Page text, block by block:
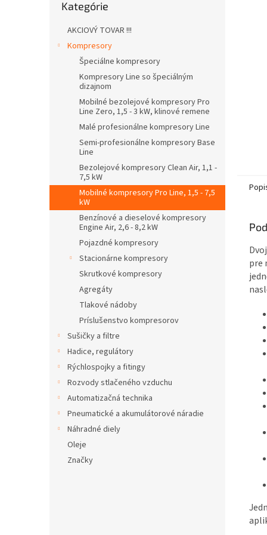
kategórie
Kategórie
AKCIOVÝ TOVAR !!!
Kompresory
Špeciálne kompresory
Kompresory Line so špeciálným
dizajnom
Mobilné bezolejové kompresory Pro
Line Zero, 1,5 - 3 kW, klinové remene
Malé profesionálne kompresory Line
Semi-profesionálne kompresory Base
Line
Bezolejové kompresory Clean Air, 1,1 -
7,5 kW
Mobilné kompresory Pro Line, 1,5 - 7,5
kW
Benzínové a dieselové kompresory
Engine Air, 2,6 - 8,2 kW
Pojazdné kompresory
Stacionárne kompresory
Skrutkové kompresory
Agregáty
Tlakové nádoby
Príslušenstvo kompresorov
Sušičky a filtre
Hadice, regulátory
Rýchlospojky a fitingy
Rozvody stlačeného vzduchu
Automatizačná technika
Pneumatické a akumulátorové náradie
Náhradné diely
Oleje
Značky
pre